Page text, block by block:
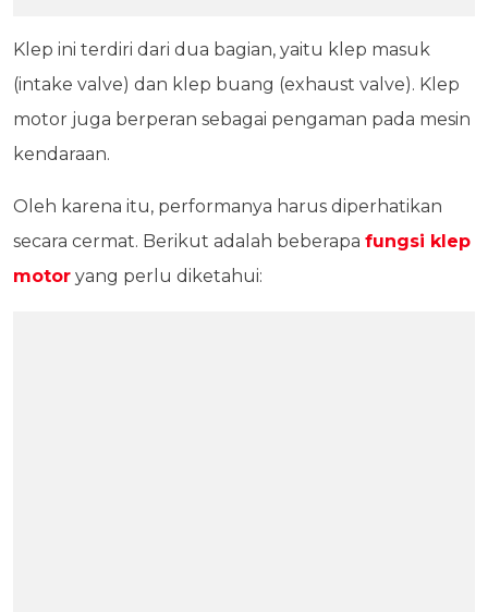
Klep ini terdiri dari dua bagian, yaitu klep masuk
(intake valve) dan klep buang (exhaust valve). Klep
motor juga berperan sebagai pengaman pada mesin
kendaraan.
Oleh karena itu, performanya harus diperhatikan
secara cermat. Berikut adalah beberapa fungsi klep
motor yang perlu diketahui: